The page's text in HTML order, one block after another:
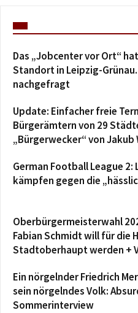
Das „Jobcenter vor Ort“
Standort in Leipzig-
nachgefragt
Update: Einfacher freie
Bürgerämtern von 29
„Bürgerwecker“ von Jakub
German Football League 2:
kämpfen gegen die
Oberbürgermeisterwahl
Fabian Schmidt will für die
Stadtoberhaupt werden +
Ein nörgelnder Friedrich
sein nörgelndes Volk:
Sommerinterview